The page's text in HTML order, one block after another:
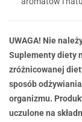
UWAGA! Nie
Suplementy diety
zróżnicowanej
sposób
organizmu.
uczulone na